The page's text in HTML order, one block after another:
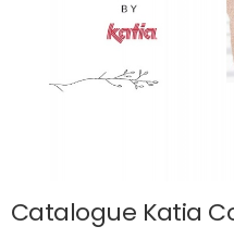
Catalogue Katia